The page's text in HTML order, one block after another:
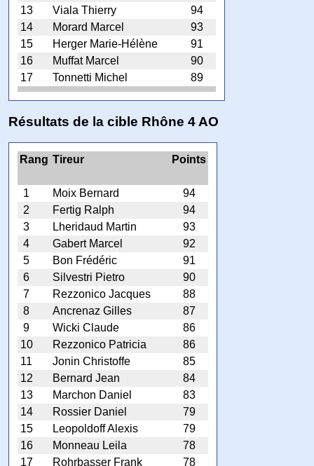
13
Viala Thierry
94
14
Morard Marcel
93
15
Herger Marie-Hélène
91
16
Muffat Marcel
90
17
Tonnetti Michel 89
Résultats de la cible Rhône 4 AO
Rang Tireur Points
1 Moix Bernard
94
2
Fertig Ralph
94
3
Lheridaud Martin
93
4
Gabert Marcel
92
5
Bon Frédéric
91
6
Silvestri Pietro
90
7
Rezzonico Jacques
88
8
Ancrenaz Gilles
87
9
Wicki Claude
86
10
Rezzonico Patricia
86
11
Jonin Christoffe
85
12
Bernard Jean
84
13
Marchon Daniel
83
14
Rossier Daniel
79
15
Leopoldoff Alexis
79
16
Monneau Leila
78
17
Rohrbasser Frank 78